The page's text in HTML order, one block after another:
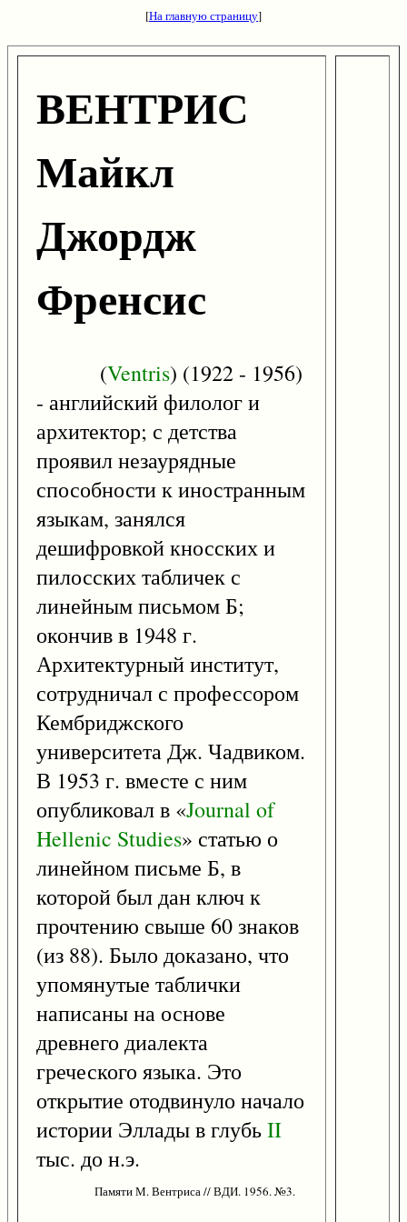
[На главную страницу]
ВЕНТРИС
Майкл
Джордж
Френсис
(Ventris) (1922 - 1956)
- английский филолог и
архитектор; с детства
проявил незаурядные
способности к иностранным
языкам, занялся
дешифровкой кносских и
пилосских табличек с
линейным письмом Б;
окончив в 1948 г.
Архитектурный институт,
сотрудничал с профессором
Кембриджского
университета Дж. Чадвиком.
В 1953 г. вместе с ним
опубликовал в «Journal of
Hellenic Studies» статью о
линейном письме Б, в
которой был дан ключ к
прочтению свыше 60 знаков
(из 88). Было доказано, что
упомянутые таблички
написаны на основе
древнего диалекта
греческого языка. Это
открытие отодвинуло начало
истории Эллады в глубьII
тыс. до н.э.
Памяти М. Вентриса // ВДИ. 1956. №3.